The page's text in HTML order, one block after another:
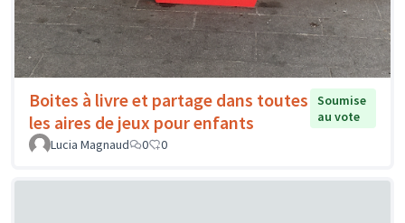
Boites à livre et partage dans toutes
les aires de jeux pour enfants
Soumise
au vote
Lucia Magnaud
0 0